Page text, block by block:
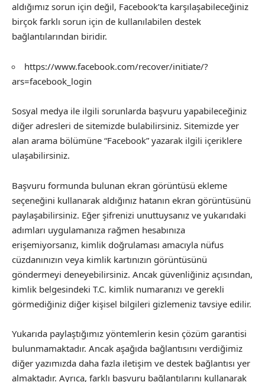
aldığımız sorun için değil, Facebook’ta karşılaşabileceğiniz
birçok farklı sorun için de kullanılabilen destek
bağlantılarından biridir.
https://www.facebook.com/recover/initiate/?
ars=facebook_login
Sosyal medya ile ilgili sorunlarda başvuru yapabileceğiniz
diğer adresleri de sitemizde bulabilirsiniz. Sitemizde yer
alan arama bölümüne “Facebook” yazarak ilgili içeriklere
ulaşabilirsiniz.
Başvuru formunda bulunan ekran görüntüsü ekleme
seçeneğini kullanarak aldığınız hatanın ekran görüntüsünü
paylaşabilirsiniz. Eğer şifrenizi unuttuysanız ve yukarıdaki
adımları uygulamanıza rağmen hesabınıza
erişemiyorsanız, kimlik doğrulaması amacıyla nüfus
cüzdanınızın veya kimlik kartınızın görüntüsünü
göndermeyi deneyebilirsiniz. Ancak güvenliğiniz açısından,
kimlik belgesindeki T.C. kimlik numaranızı ve gerekli
görmediğiniz diğer kişisel bilgileri gizlemeniz tavsiye edilir.
Yukarıda paylaştığımız yöntemlerin kesin çözüm garantisi
bulunmamaktadır. Ancak aşağıda bağlantısını verdiğimiz
diğer yazımızda daha fazla iletişim ve destek bağlantısı yer
almaktadır. Ayrıca, farklı başvuru bağlantılarını kullanarak